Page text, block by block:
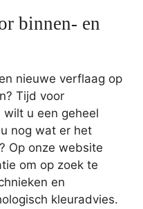
binnen- en
nieuwe verflaag op
Tijd voor
u een geheel
nog wat er het
Op onze website
om op zoek te
en
kleuradvies.